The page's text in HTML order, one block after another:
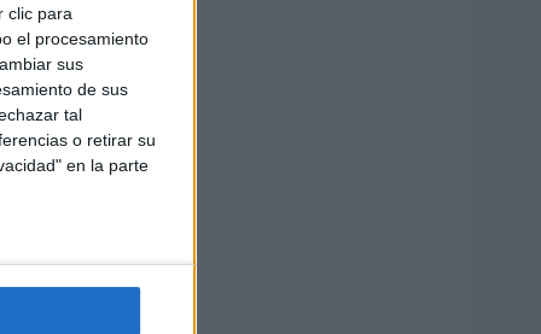
clic para
el procesamiento
sus
de sus
tal
o retirar su
en la parte